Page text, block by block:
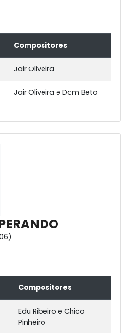
Compositores
Jair Oliveira
Jair Oliveira e Dom Beto
Compositores
Edu Ribeiro e Chico
Pinheiro